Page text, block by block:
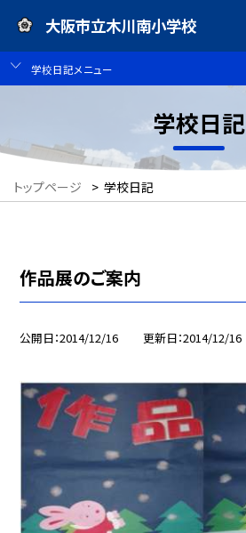
大阪市立木川南小学校
学校日記メニュー
学校日記
トップページ > 学校日記
作品展のご案内
公開日 2014/12/16 更新日 2014/12/16